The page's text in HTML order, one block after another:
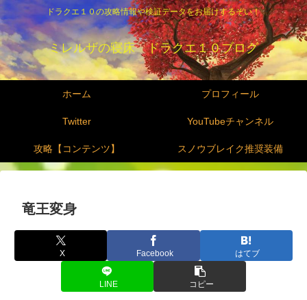
ドラクエ１０の攻略情報や検証データをお届けするぞい！
ミレルザの寝床 ドラクエ１０ブログ
ホーム プロフィール
Twitter YouTubeチャンネル
攻略【コンテンツ】 スノウブレイク推奨装備
竜王変身
X Facebook はてブ
LINE コピー